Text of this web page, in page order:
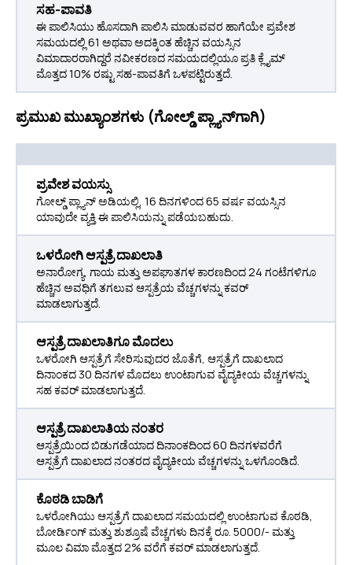
ಸಹ-ಪಾವತಿ
ಈ ಪಾಲಿಸಿಯು ಹೊಸದಾಗಿ ಪಾಲಿಸಿ ಮಾಡುವವರ ಹಾಗೆಯೇ ಪ್ರವೇಶ
ಸಮಯದಲ್ಲಿ 61 ಅಥವಾ ಅದಕ್ಕಿಂತ ಹೆಚ್ಚಿನ ವಯಸ್ಸಿನ
ವಿಮಾದಾರರಾಗಿದ್ದರೆ ನವೀಕರಣದ ಸಮಯದಲ್ಲಿಯೂ ಪ್ರತಿ ಕ್ಲೈಮ್
ಮೊತ್ತದ 10% ರಷ್ಟು ಸಹ-ಪಾವತಿಗೆ ಒಳಪಟ್ಟಿರುತ್ತದೆ.
ಪ್ರಮುಖ ಮುಖ್ಯಾಂಶಗಳು (ಗೋಲ್ಡ್ ಪ್ಲ್ಯಾನ್‌ಗಾಗಿ)
ಪ್ರವೇಶ ವಯಸ್ಸು
ಗೋಲ್ಡ್ ಪ್ಲ್ಯಾನ್ ಅಡಿಯಲ್ಲಿ, 16 ದಿನಗಳಿಂದ 65 ವರ್ಷ ವಯಸ್ಸಿನ
ಯಾವುದೇ ವ್ಯಕ್ತಿ ಈ ಪಾಲಿಸಿಯನ್ನು ಪಡೆಯಬಹುದು.
ಒಳರೋಗಿ ಆಸ್ಪತ್ರೆ ದಾಖಲಾತಿ
ಅನಾರೋಗ್ಯ, ಗಾಯ ಮತ್ತು ಅಪಘಾತಗಳ ಕಾರಣದಿಂದ 24 ಗಂಟೆಗಳಿಗೂ
ಹೆಚ್ಚಿನ ಅವಧಿಗೆ ತಗಲುವ ಆಸ್ಪತ್ರೆಯ ವೆಚ್ಚಗಳನ್ನು ಕವರ್
ಮಾಡಲಾಗುತ್ತದೆ.
ಆಸ್ಪತ್ರೆ ದಾಖಲಾತಿಗೂ ಮೊದಲು
ಒಳರೋಗಿ ಆಸ್ಪತ್ರೆಗೆ ಸೇರಿಸುವುದರ ಜೊತೆಗೆ, ಆಸ್ಪತ್ರೆಗೆ ದಾಖಲಾದ
ದಿನಾಂಕದ 30 ದಿನಗಳ ಮೊದಲು ಉಂಟಾಗುವ ವೈದ್ಯಕೀಯ ವೆಚ್ಚಗಳನ್ನು
ಸಹ ಕವರ್ ಮಾಡಲಾಗುತ್ತದೆ.
ಆಸ್ಪತ್ರೆ ದಾಖಲಾತಿಯ ನಂತರ
ಆಸ್ಪತ್ರೆಯಿಂದ ಬಿಡುಗಡೆಯಾದ ದಿನಾಂಕದಿಂದ 60 ದಿನಗಳವರೆಗೆ
ಆಸ್ಪತ್ರೆಗೆ ದಾಖಲಾದ ನಂತರದ ವೈದ್ಯಕೀಯ ವೆಚ್ಚಗಳನ್ನು ಒಳಗೊಂಡಿದೆ.
ಕೊಠಡಿ ಬಾಡಿಗೆ
ಒಳರೋಗಿಯು ಆಸ್ಪತ್ರೆಗೆ ದಾಖಲಾದ ಸಮಯದಲ್ಲಿ ಉಂಟಾಗುವ ಕೊಠಡಿ,
ಬೋರ್ಡಿಂಗ್ ಮತ್ತು ಶುಶ್ರೂಷೆ ವೆಚ್ಚಗಳು ದಿನಕ್ಕೆ ರೂ. 5000/- ಮತ್ತು
ಮೂಲ ವಿಮಾ ಮೊತ್ತದ 2% ವರೆಗೆ ಕವರ್ ಮಾಡಲಾಗುತ್ತದೆ.